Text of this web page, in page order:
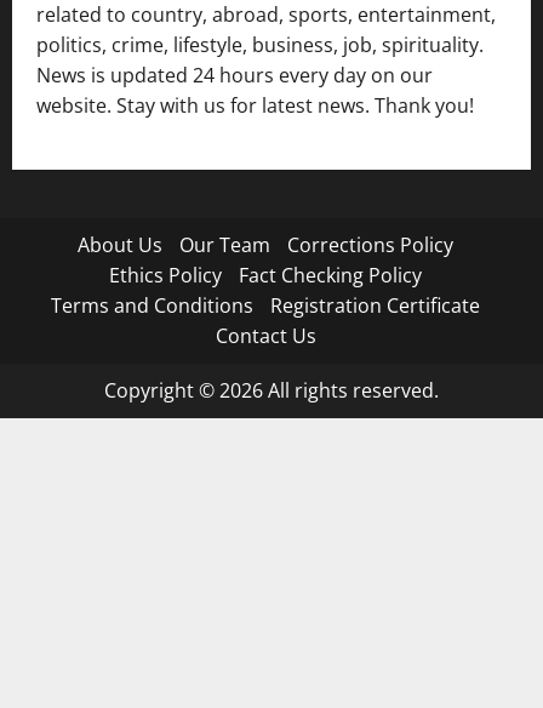
related to country, abroad, sports, entertainment,
politics, crime, lifestyle, business, job, spirituality.
News is updated 24 hours every day on our
website. Stay with us for latest news. Thank you!
About Us Our Team
Corrections Policy
Ethics Policy
Fact Checking Policy
Terms and Conditions
Registration Certificate
Contact Us
Copyright © 2026 All rights reserved.